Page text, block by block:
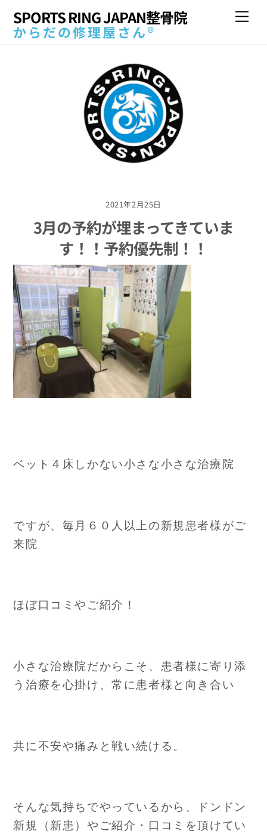
SPORTS RING JAPAN整骨院
からだの修理屋さん®
2021年2月25日
3月の予約が埋まってきていま
す！！予約優先制！！
ベット４床しかない小さな小さな治療院
ですが、毎月６０人以上の新規患者様がご
来院
ほぼ口コミやご紹介！
小さな治療院だからこそ、患者様に寄り添
う治療を心掛け、常に患者様と向き合い
共に不安や痛みと戦い続ける。
そんな気持ちでやっているから、ドンドン
新規（新患）やご紹介・口コミを頂けてい